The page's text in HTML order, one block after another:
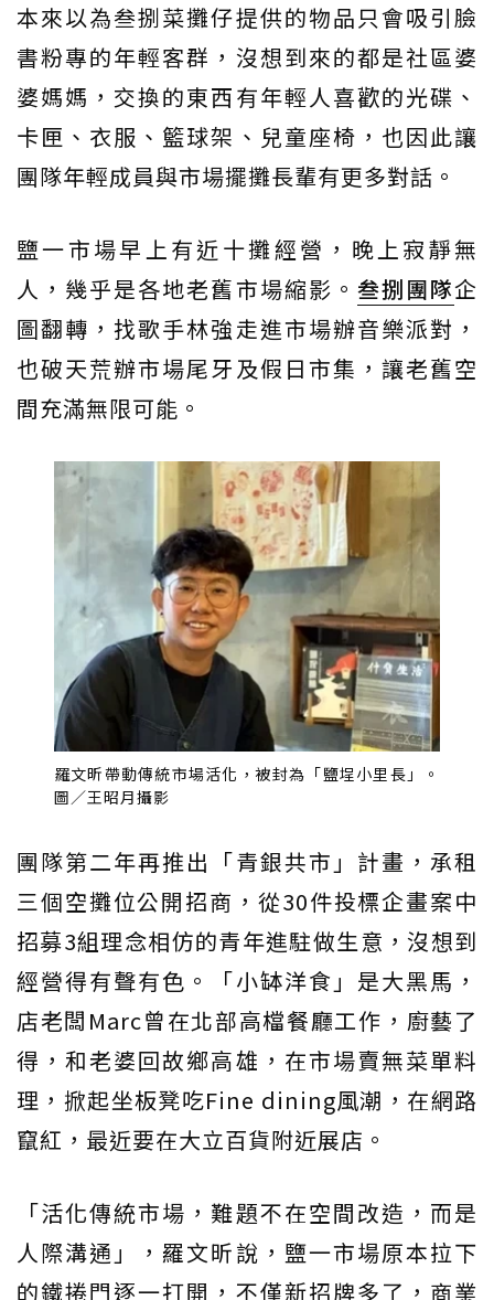
本來以為叁捌菜攤仔提供的物品只會吸引臉
書粉專的年輕客群，沒想到來的都是社區婆
婆媽媽，交換的東西有年輕人喜歡的光碟、
卡匣、衣服、籃球架、兒童座椅，也因此讓
團隊年輕成員與市場擺攤長輩有更多對話。
鹽一市場早上有近十攤經營，晚上寂靜無
人，幾乎是各地老舊市場縮影。 叁捌團隊企
圖翻轉，找歌手林強走進市場辦音樂派對，
也破天荒辦市場尾牙及假日市集，讓老舊空
間充滿無限可能。
羅文昕帶動傳統市場活化，被封為「鹽埕小里長」。
圖／王昭月攝影
團隊第二年再推出「青銀共市」計畫，承租
三個空攤位公開招商，從30件投標企畫案中
招募3組理念相仿的青年進駐做生意，沒想到
經營得有聲有色。「小缽洋食」是大黑馬，
店老闆Marc曾在北部高檔餐廳工作，廚藝了
得，和老婆回故鄉高雄，在市場賣無菜單料
理，掀起坐板凳吃Fine dining風潮，在網路
竄紅，最近要在大立百貨附近展店。
「活化傳統市場，難題不在空間改造，而是
人際溝通」，羅文昕說，鹽一市場原本拉下
的鐵捲門逐一打開，不僅新招牌多了，商業